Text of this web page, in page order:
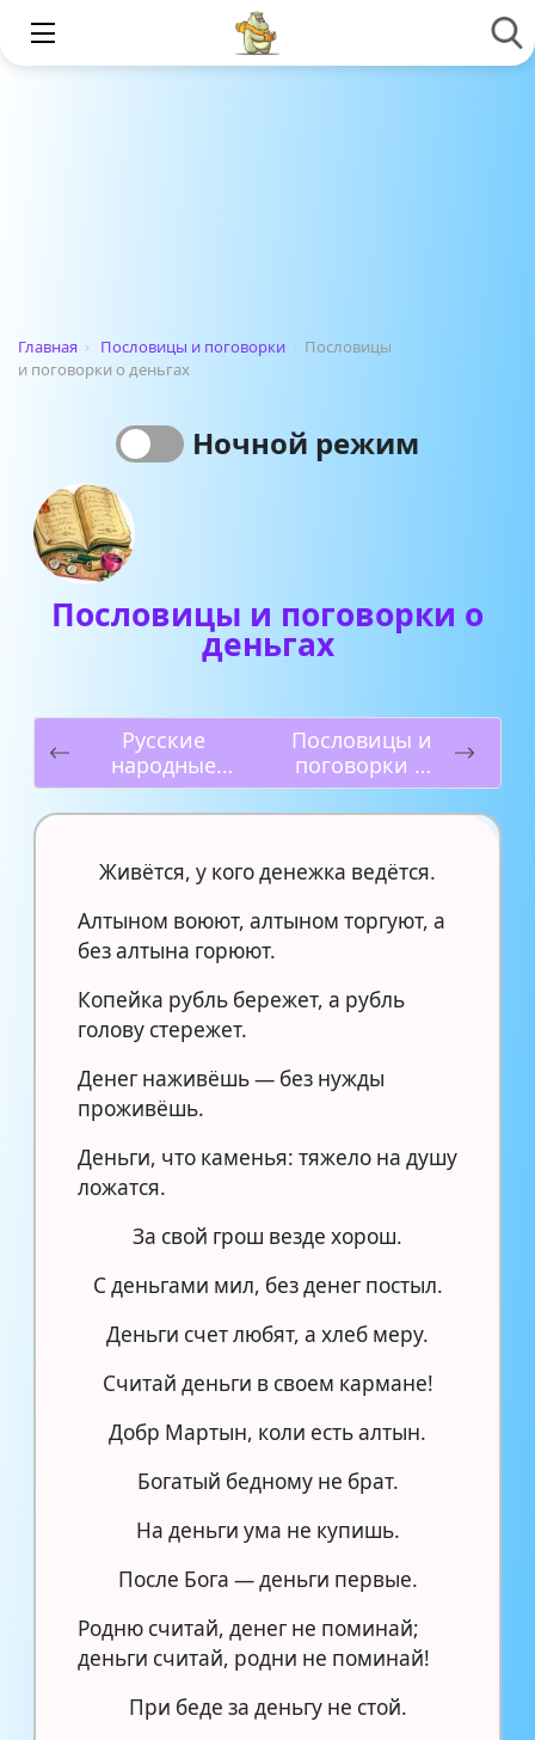
Главная › Пословицы и поговорки › Пословицы
и поговорки о деньгах
Ночной режим
Пословицы и поговорки о
деньгах
Русские
народные
пословицы
Пословицы и
поговорки о
весне
Живётся, у кого денежка ведётся.
Алтыном воюют, алтыном торгуют, а
без алтына горюют.
Копейка рубль бережет, а рубль
голову стережет.
Денег наживёшь — без нужды
проживёшь.
Деньги, что каменья: тяжело на душу
ложатся.
За свой грош везде хорош.
С деньгами мил, без денег постыл.
Деньги счет любят, а хлеб меру.
Считай деньги в своем кармане!
Добр Мартын, коли есть алтын.
Богатый бедному не брат.
На деньги ума не купишь.
После Бога — деньги первые.
Родню считай, денег не поминай;
деньги считай, родни не поминай!
При беде за деньгу не стой.